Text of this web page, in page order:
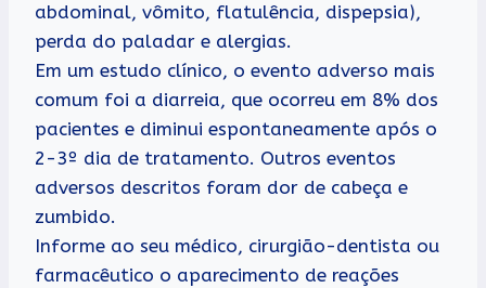
abdominal, vômito, flatulência, dispepsia),
perda do paladar e alergias.
Em um estudo clínico, o evento adverso mais
comum foi a diarreia, que ocorreu em 8% dos
pacientes e diminui espontaneamente após o
2-3º dia de tratamento. Outros eventos
adversos descritos foram dor de cabeça e
zumbido.
Informe ao seu médico, cirurgião-dentista ou
farmacêutico o aparecimento de reações